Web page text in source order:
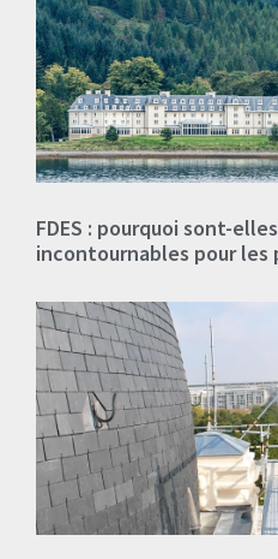
FDES : pourquoi sont-
incontournables pour les